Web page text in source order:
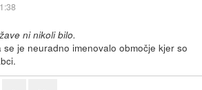
ni nikoli bilo.
se je neuradno imenovalo območje kjer so